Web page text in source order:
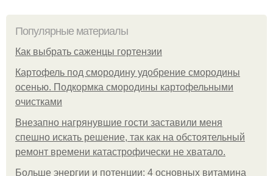
Популярные материалы
Как выбрать саженцы гортензии
Картофель под смородину удобрение смородины
осенью. Подкормка смородины картофельными
очистками
Внезапно нагрянувшие гости заставили меня
спешно искать решение, так как на обстоятельный
ремонт времени катастрофически не хватало.
Больше энергии и потенции: 4 основных витамина